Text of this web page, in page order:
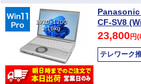
1920×1200
1.16kg
Panasonic
CF-SV8
23,800円(
テレワーク